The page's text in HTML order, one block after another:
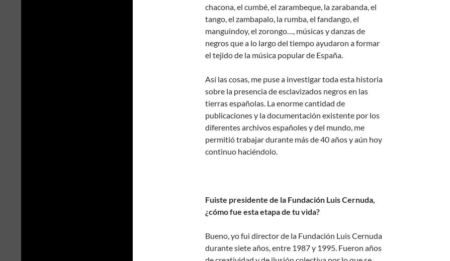
chacona, el cumbé, el zarambeque, la zarabanda, el
tango, el zambapalo, la rumba, el fandango, el
manguindoy, el zorongo…, músicas y danzas de
negros que a lo largo del tiempo ayudaron a formar
el tejido de la música popular de España.
Así las cosas, me puse a investigar toda esta historia
sobre la presencia de esclavizados negros en las
tierras españolas. La enorme cantidad de
publicaciones y la documentación existente por los
diferentes archivos españoles y del mundo, me
permitió trabajar durante más de 40 años y aún hoy
continuo haciéndolo.
Fuiste presidente de la Fundación Luis Cernuda,
¿cómo fue esta etapa de tu vida?
Bueno, yo fui director de la Fundación Luis Cernuda
durante siete años, entre 1987 y 1995. Fueron años